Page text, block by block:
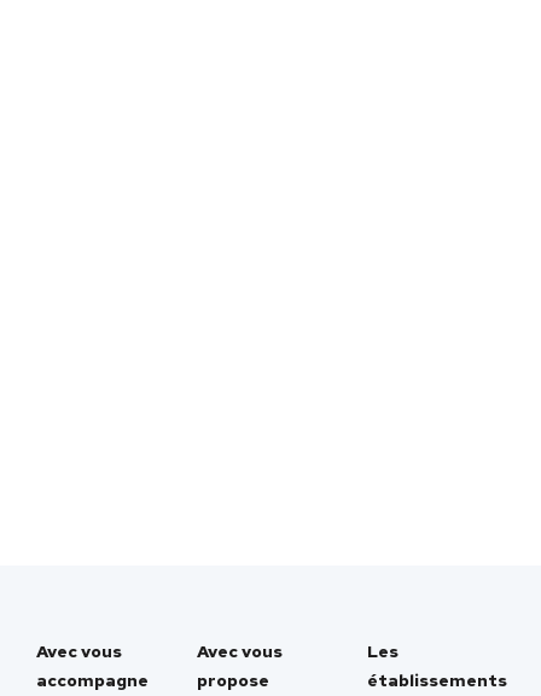
Avec vous
accompagne
Avec vous
propose
Les
établissements